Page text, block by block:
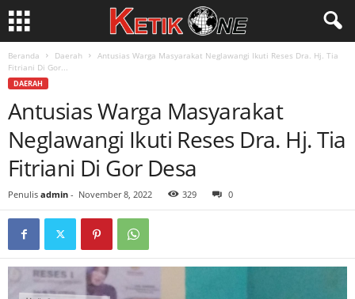
Beranda Daerah
Antusias Warga Masyarakat Neglawangi Ikuti Reses Dra. Hj. Tia
Fitriani Di Gor...
DAERAH
Antusias Warga Masyarakat
Neglawangi Ikuti Reses Dra. Hj. Tia
Fitriani Di Gor Desa
Penulis admin - November 8, 2022 329 0